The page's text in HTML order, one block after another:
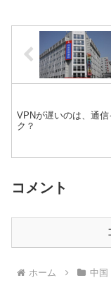
VPNが遅いのは、通
ク？
コメント
ホーム 中国